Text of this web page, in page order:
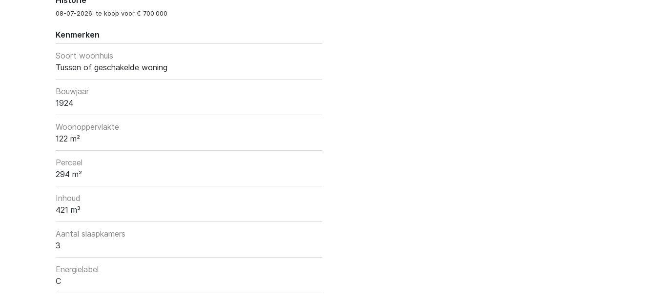
08-07-2026: te koop voor € 700.000
Kenmerken
Soort woonhuis
Tussen of geschakelde woning
Bouwjaar
1924
Woonoppervlakte
122 m²
Perceel
294 m²
Inhoud
421 m³
Aantal slaapkamers
3
Energielabel
C